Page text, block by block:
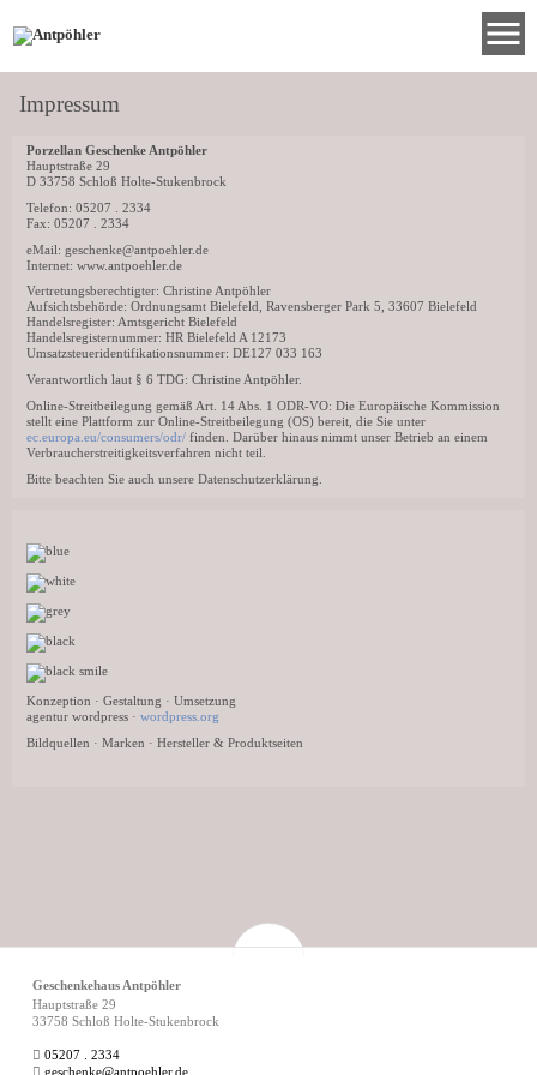
menu
Impressum
Porzellan Geschenke Antpöhler
Hauptstraße 29
D 33758 Schloß Holte-Stukenbrock
Telefon: 05207 . 2334
Fax: 05207 . 2334
eMail: geschenke@antpoehler.de
Internet: www.antpoehler.de
Vertretungsberechtigter: Christine Antpöhler
Aufsichtsbehörde: Ordnungsamt Bielefeld, Ravensberger Park 5, 33607 Bielefeld
Handelsregister: Amtsgericht Bielefeld
Handelsregisternummer: HR Bielefeld A 12173
Umsatzsteueridentifikationsnummer: DE127 033 163
Verantwortlich laut § 6 TDG: Christine Antpöhler.
Online-Streitbeilegung gemäß Art. 14 Abs. 1 ODR-VO: Die Europäische Kommission
stellt eine Plattform zur Online-Streitbeilegung (OS) bereit, die Sie unter
ec.europa.eu/consumers/odr/ finden. Darüber hinaus nimmt unser Betrieb an einem
Verbraucherstreitigkeitsverfahren nicht teil.
Bitte beachten Sie auch unsere Datenschutzerklärung.
Konzeption · Gestaltung · Umsetzung
agentur wordpress · wordpress.org
Bildquellen · Marken · Hersteller & Produktseiten
Geschenkehaus Antpöhler
Hauptstraße 29
33758 Schloß Holte-Stukenbrock
05207 . 2334
geschenke@antpoehler.de